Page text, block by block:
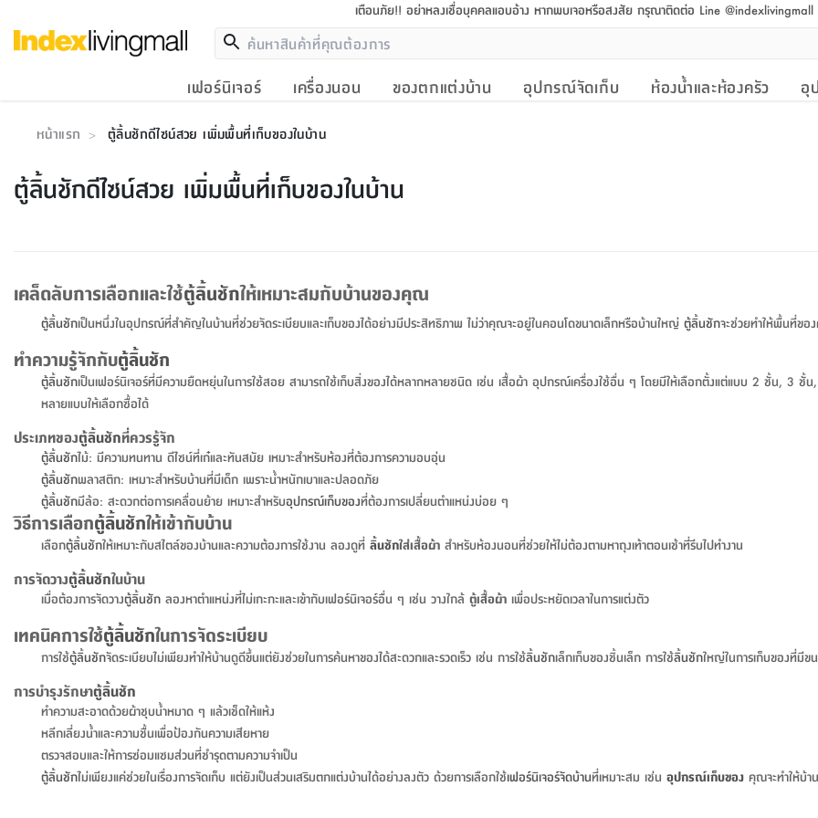
เตือนภัย!! อย่าหลงเชื่อบุคคลแอบอ้าง หากพบเจอหรือสงสัย กรุณาติดต่อ Line
เฟอร์นิเจอร์ เครื่องนอน ของตกแต่งบ้าน อุปกรณ์จัดเก็บ ห้องน้ำและห้องครัว อุ
หน้าแรก > ตู้ลิ้นชักดีไซน์สวย เพิ่มพื้นที่เก็บของในบ้าน
ตู้ลิ้นชักดีไซน์สวย เพิ่มพื้นที่เก็บของในบ้าน
เคล็ดลับการเลือกและใช้ตู้ลิ้นชักให้เหมาะสมกับบ้านของคุณ
ตู้ลิ้นชักเป็นหนึ่งในอุปกรณ์ที่สำคัญในบ้านที่ช่วยจัดระเบียบและเก็บของได้อย่างมีประสิทธิภาพ ไม่ว่าคุณจะอยู่ในคอนโดขนาดเล็กหรือบ้านใหญ่ ตู้ลิ้นชักจะช่วยทำให้พื้นที่ขอ
ทำความรู้จักกับตู้ลิ้นชัก
ตู้ลิ้นชักเป็นเฟอร์นิเจอร์ที่มีความยืดหยุ่นในการใช้สอย สามารถใช้เก็บสิ่งของได้หลากหลายชนิด เช่น เสื้อผ้า อุปกรณ์เครื่องใช้อื่น ๆ โดยมีให้เลือกตั้งแต่แบบ 2 ชั้น, 3
หลายแบบให้เลือกซื้อได้
ประเภทของตู้ลิ้นชักที่ควรรู้จัก
ตู้ลิ้นชักไม้: มีความทนทาน ดีไซน์ที่เก๋และทันสมัย เหมาะสำหรับห้องที่ต้องการความอบอุ่น
ตู้ลิ้นชักพลาสติก: เหมาะสำหรับบ้านที่มีเด็ก เพราะน้ำหนักเบาและปลอดภัย
ตู้ลิ้นชักมีล้อ: สะดวกต่อการเคลื่อนย้าย เหมาะสำหรับอุปกรณ์เก็บของที่ต้องการเปลี่ยนตำแหน่งบ่อย ๆ
วิธีการเลือกตู้ลิ้นชักให้เข้ากับบ้าน
เลือกตู้ลิ้นชักให้เหมาะกับสไตล์ของบ้านและความต้องการใช้งาน ลองดูที่ ลิ้นชักใส่เสื้อผ้า สำหรับห้องนอนที่ช่วยให้ไม่ต้องตามหาถุงเท้าตอนเช้าที่รีบไปทำงาน
การจัดวางตู้ลิ้นชักในบ้าน
เมื่อต้องการจัดวางตู้ลิ้นชัก ลองหาตำแหน่งที่ไม่เกะกะและเข้ากับเฟอร์นิเจอร์อื่น ๆ เช่น วางใกล้ ตู้เสื้อผ้า เพื่อประหยัดเวลาในการแต่งตัว
เทคนิคการใช้ตู้ลิ้นชักในการจัดระเบียบ
การใช้ตู้ลิ้นชักจัดระเบียบไม่เพียงทำให้บ้านดูดีขึ้นแต่ยังช่วยในการค้นหาของได้สะดวกและรวดเร็ว เช่น การใช้ลิ้นชักเล็กเก็บของชิ้นเล็ก การใช้ลิ้นชักใหญ่ในการเก็บของที่มีข
การบำรุงรักษาตู้ลิ้นชัก
ทำความสะอาดด้วยผ้าชุบน้ำหมาด ๆ แล้วเช็ดให้แห้ง
หลีกเลี่ยงน้ำและความชื้นเพื่อป้องกันความเสียหาย
ตรวจสอบและให้การซ่อมแซมส่วนที่ชำรุดตามความจำเป็น
ตู้ลิ้นชักไม่เพียงแค่ช่วยในเรื่องการจัดเก็บ แต่ยังเป็นส่วนเสริมตกแต่งบ้านได้อย่างลงตัว ด้วยการเลือกใช้เฟอร์นิเจอร์จัดบ้านที่เหมาะสม เช่น อุปกรณ์เก็บของ คุณจะทำให้บ้า